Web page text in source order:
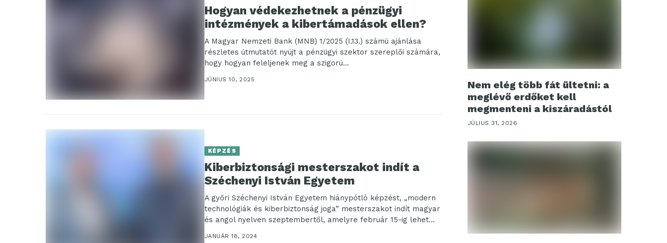
Hogyan védekezhetnek a pénzügyi
intézmények a kibertámadások ellen?
A Magyar Nemzeti Bank (MNB) 1/2025 (I.13.) számú ajánlása
részletes útmutatót nyújt a pénzügyi szektor szereplői számára,
hogy hogyan feleljenek meg a szigorú...
JÚNIUS 10, 2025
KÉPZÉS
Kiberbiztonsági mesterszakot indít a
Széchenyi István Egyetem
A győri Széchenyi István Egyetem hiánypótló képzést, „modern
technológiák és kiberbiztonság joga” mesterszakot indít magyar
és angol nyelven szeptembertől, amelyre február 15-ig lehet...
JANUÁR 18, 2024
Nem elég több fát ültetni: a
meglévő erdőket kell
megmenteni a kiszáradástól
JÚLIUS 31, 2026